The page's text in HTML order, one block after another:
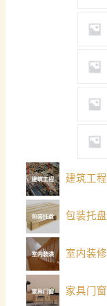
建筑工程
包装托盘
室内装修
家具门窗